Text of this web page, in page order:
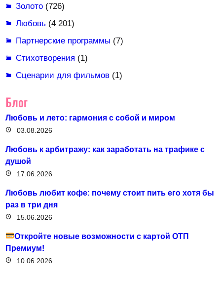
Золото(726)
Любовь(4 201)
Партнерские программы (7)
Стихотворения (1)
Сценарии для фильмов(1)
Блог
Любовь и лето: гармония с собой и миром
03.08.2026
Любовь к арбитражу: как заработать на трафике с
душой
17.06.2026
Любовь любит кофе: почему стоит пить его хотя бы
раз в три дня
15.06.2026
Откройте новые возможности с картой ОТП
Премиум!
10.06.2026